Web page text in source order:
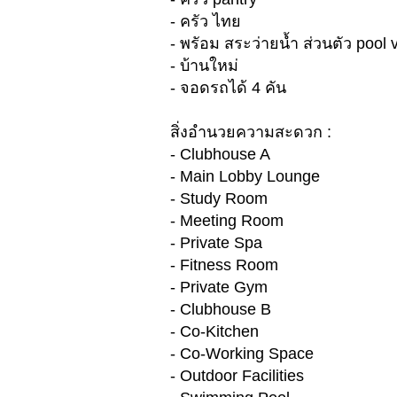
- ครัว ไทย
- พรัอม สระว่ายน้ำ ส่วนตัว pool
- บ้านใหม่
- จอดรถได้ 4 คัน
สิ่งอำนวยความสะดวก :
- Clubhouse A
- Main Lobby Lounge
- Study Room
- Meeting Room
- Private Spa
- Fitness Room
- Private Gym
- Clubhouse B
- Co-Kitchen
- Co-Working Space
- Outdoor Facilities